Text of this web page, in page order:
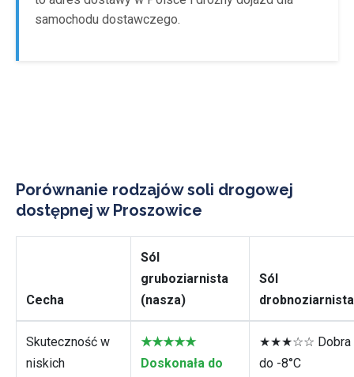
samochodu dostawczego.
Porównanie rodzajów soli drogowej
dostępnej w Proszowice
Cecha
Sól
gruboziarnista
(nasza)
Sól
drobnoziarnista
Skuteczność w
niskich
★★★★★
Doskonała do
★★★☆☆ Dobra
do -8°C